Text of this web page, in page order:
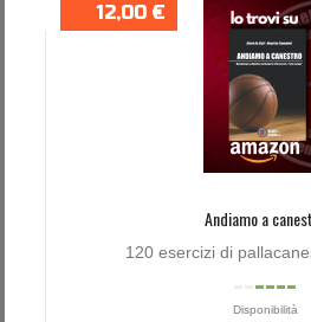
12,00 €
Andiamo a
120 esercizi di
Disponibilità